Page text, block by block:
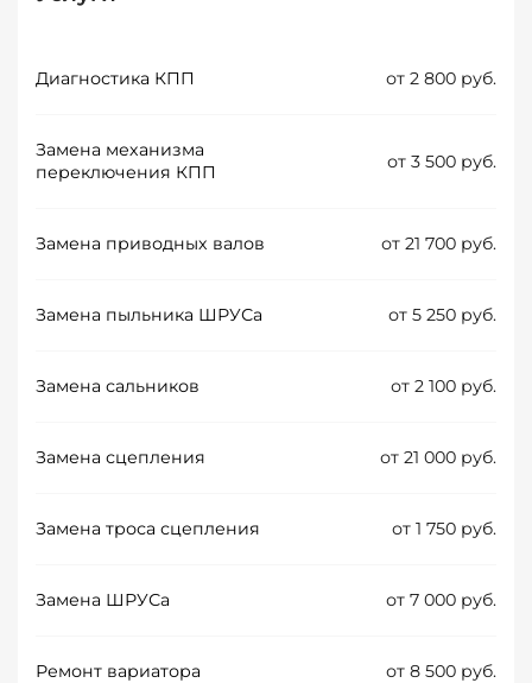
Диагностика КПП от 2 800 руб.
Замена механизма
переключения КПП
от 3 500 руб.
Замена приводных валов от 21 700 руб.
Замена пыльника ШРУСа от 5 250 руб.
Замена сальников от 2 100 руб.
Замена сцепления от 21 000 руб.
Замена троса сцепления от 1 750 руб.
Замена ШРУСа от 7 000 руб.
Ремонт вариатора от 8 500 руб.